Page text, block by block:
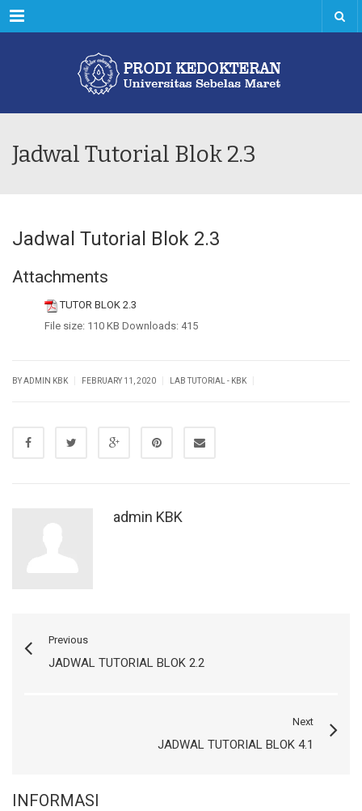
Menu
Jadwal Tutorial Blok 2.3
Jadwal Tutorial Blok 2.3
Attachments
TUTOR BLOK 2.3
File size: 110 KB Downloads: 415
BY ADMIN KBK FEBRUARY 11, 2020 LAB TUTORIAL - KBK
admin KBK
Previous
JADWAL TUTORIAL BLOK 2.2
Next
JADWAL TUTORIAL BLOK 4.1
INFORMASI